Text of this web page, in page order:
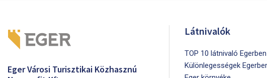
Eger Városi Turisztikai Közhasznú
Látnivalók
TOP 10 látnivaló Egerben
Különlegességek